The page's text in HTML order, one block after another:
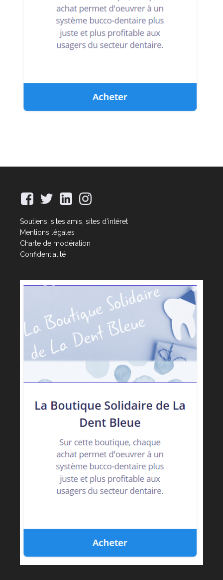
Soutiens, sites amis, sites d'intéret
Mentions légales
Charte de modération
Confidentialité